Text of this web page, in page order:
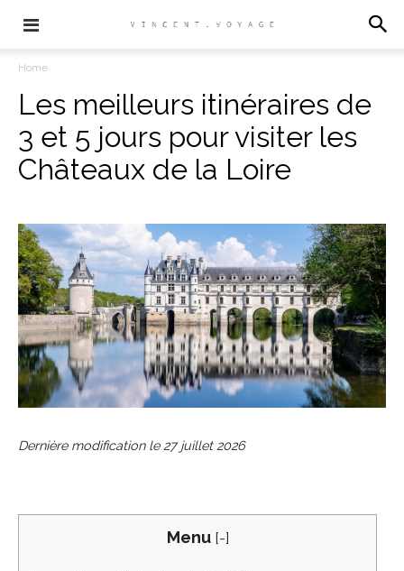
Home
Les meilleurs itinéraires de
3 et 5 jours pour visiter les
Châteaux de la Loire
Dernière modification le 27 juillet 2026
Menu [-]